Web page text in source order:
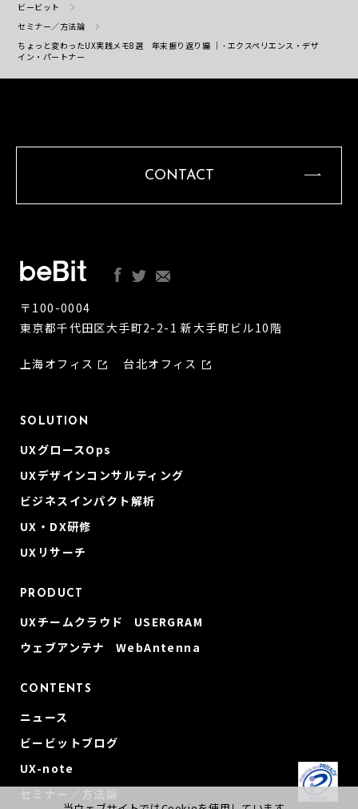
ビービット
セミナー／方法論
ちょっと変わったUX実践メモ8選 年末振り返り編 ｜ - エクスペリエンス・デザ
イン・パートナー
CONTACT
〒100-0004
東京都千代田区大手町2-2-1 新大手町ビル10階
上海オフィス 台北オフィス
SOLUTION
UXグロースOps
UXデザインコンサルティング
ビジネスインパクト解析
UX・DX研修
UXリサーチ
PRODUCT
UXチームクラウド USERGRAM
ウェブアンテナ WebAntenna
CONTENTS
ニュース
ビービットブログ
UX-note
セミナー／方法論